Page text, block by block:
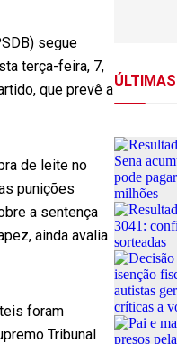
segue
terça-feira, 7,
que prevê a
de leite no
punições
a sentença
ainda avalia
foram
Tribunal